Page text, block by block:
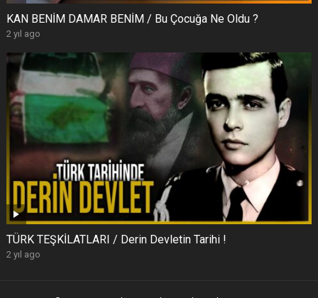
KAN BENİM DAMAR BENİM / Bu Çocuğa Ne Oldu ?
2 yıl ago
TÜRK TEŞKİLATLARI / Derin Devletin Tarihi !
2 yıl ago